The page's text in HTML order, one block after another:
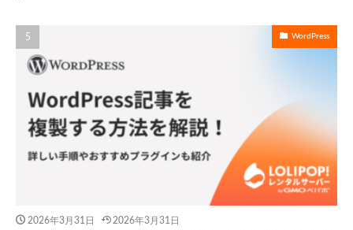
WordPress
2026年3月31日 2026年3月31日